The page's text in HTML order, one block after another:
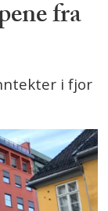
fra
i fjor